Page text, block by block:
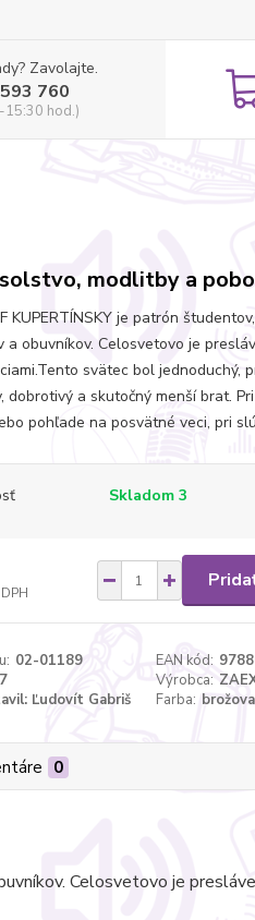
Zavolajte.
760
15:30 hod.)
modlitby a
KUPERTÍNSKY je patrón
a obuvníkov. Celosvetovo je
svätec bol jednoduchý,
dobrotivý a skutočný menší brat.
pohľade na posvätné veci, pri
Skladom 3
02-01189 EAN kód:
Výrobca:
Ľudovít Gabriš Farba:
0
Celosvetovo je